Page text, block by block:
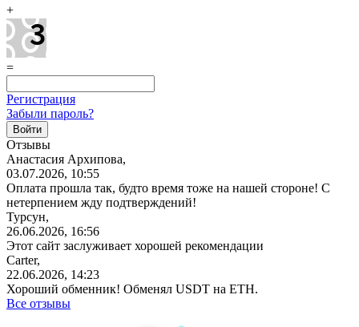
+
=
Регистрация
Забыли пароль?
Отзывы
Анастасия Архипова,
03.07.2026, 10:55
Оплата прошла так, будто время тоже на нашей стороне! С
нетерпением жду подтверждений!
Турсун,
26.06.2026, 16:56
Этот сайт заслуживает хорошей рекомендации
Carter,
22.06.2026, 14:23
Хороший обменник! Обменял USDT на ETH.
Все отзывы